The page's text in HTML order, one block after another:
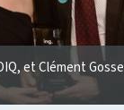
et Clément